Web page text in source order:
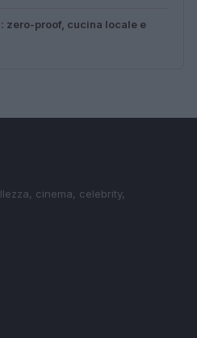
zero-proof, cucina locale e
cinema, celebrity,